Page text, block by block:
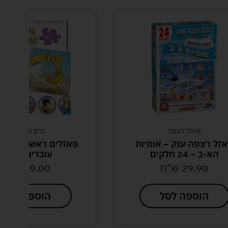
פאזל רצפה
רצפה ענק – אותיות
הא-ב – 24 חלקים
29.90 ש"ח
הוספה לסל
גנים ומוסדות
פאזלים ראשונים
עובדים בחווה
59.00
הוספה לסל